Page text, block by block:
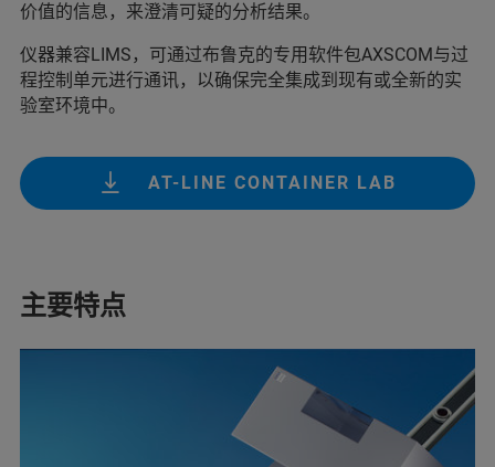
价值的信息，来澄清可疑的分析结果。
仪器兼容LIMS，可通过布鲁克的专用软件包AXSCOM与过
程控制单元进行通讯，以确保完全集成到现有或全新的实
验室环境中。
AT-LINE CONTAINER LAB
主要特点